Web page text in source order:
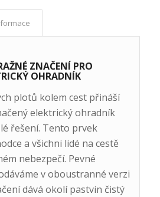
ZNAČENÍ PRO
OHRADNÍK
plotů kolem cest přináší
elektrický ohradník
řešení. Tento prvek
a všichni lidé na cestě
nebezpečí. Pevné
v oboustranné verzi
dává okolí pastvin čistý